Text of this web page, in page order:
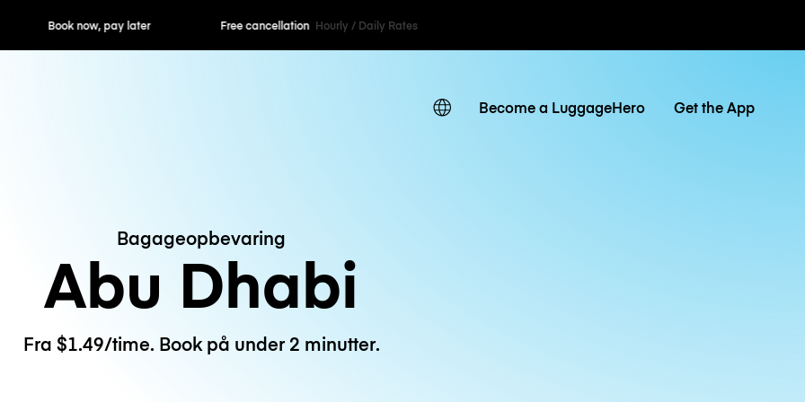
now, pay later Free cancellation Hourly / Daily Rates
Become a LuggageHero Get the App
Bagageopbevaring
Abu Dhabi
Fra $1.49/time. Book på under 2 minutter.